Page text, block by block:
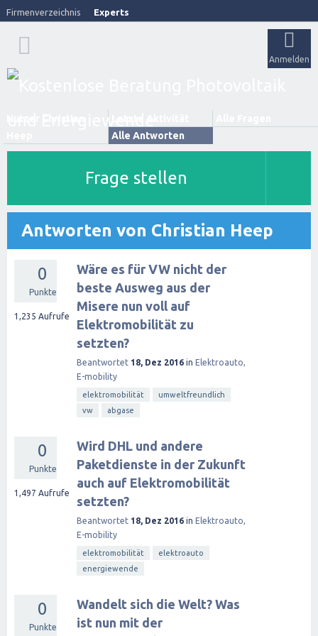
Firmenverzeichnis Experts
Anmelden
Alle Antworten
Frage stellen
Antworten von Christian Heep
0
Punkte
1,235 Aufrufe
Wäre es für VW nicht der
beste Ausweg aus der
Misere nun voll auf
Elektromobilität zu
setzten?
Beantwortet 18, Dez 2016 in Elektroauto,
E-mobility
elektromobilität
umweltfreundlich
vw
abgase
0
Punkte
1,497 Aufrufe
Wird DHL und andere
Paketdienste in der Zukunft
auch auf Elektromobilität
setzten?
Beantwortet 18, Dez 2016 in Elektroauto,
E-mobility
elektromobilität
elektroauto
energiewende
0
Punkte
Wandelt sich die Welt? Was
ist nun mit der